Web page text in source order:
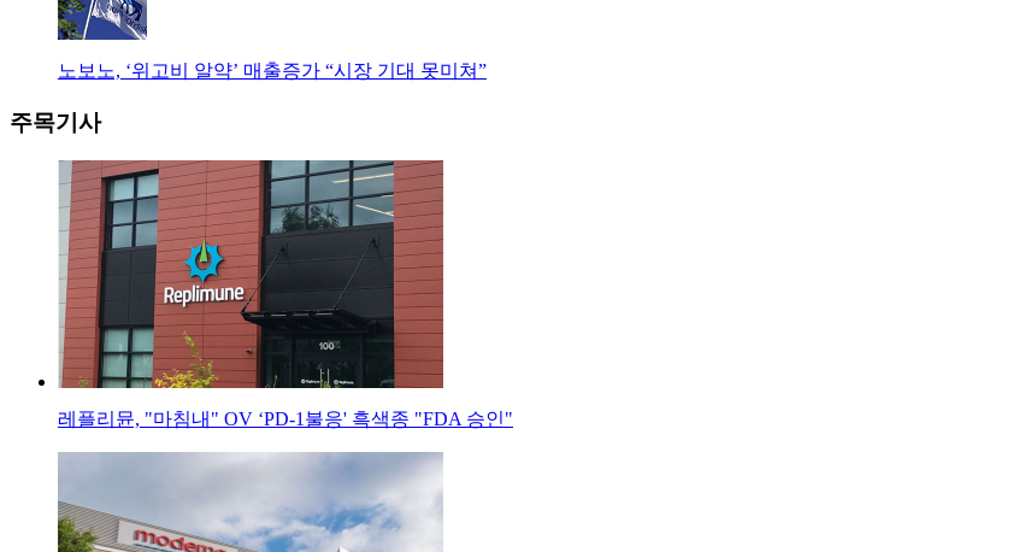
노보노, ‘위고비 알약’ 매출증가 “시장 기대 못미쳐”
주목기사
레플리뮨, "마침내" OV ‘PD-1불응' 흑색종 "FDA 승인"